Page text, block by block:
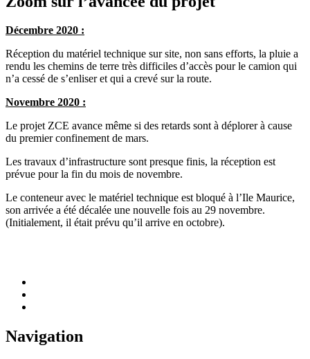
Décembre 2020 :
Réception du matériel technique sur site, non sans efforts, la pluie a
rendu les chemins de terre très difficiles d’accès pour le camion qui
n’a cessé de s’enliser et qui a crevé sur la route.
Novembre 2020 :
Le projet ZCE avance même si des retards sont à déplorer à cause
du premier confinement de mars.
Les travaux d’infrastructure sont presque finis, la réception est
prévue pour la fin du mois de novembre.
Le conteneur avec le matériel technique est bloqué à l’Ile Maurice,
son arrivée a été décalée une nouvelle fois au 29 novembre.
(Initialement, il était prévu qu’il arrive en octobre).
Navigation